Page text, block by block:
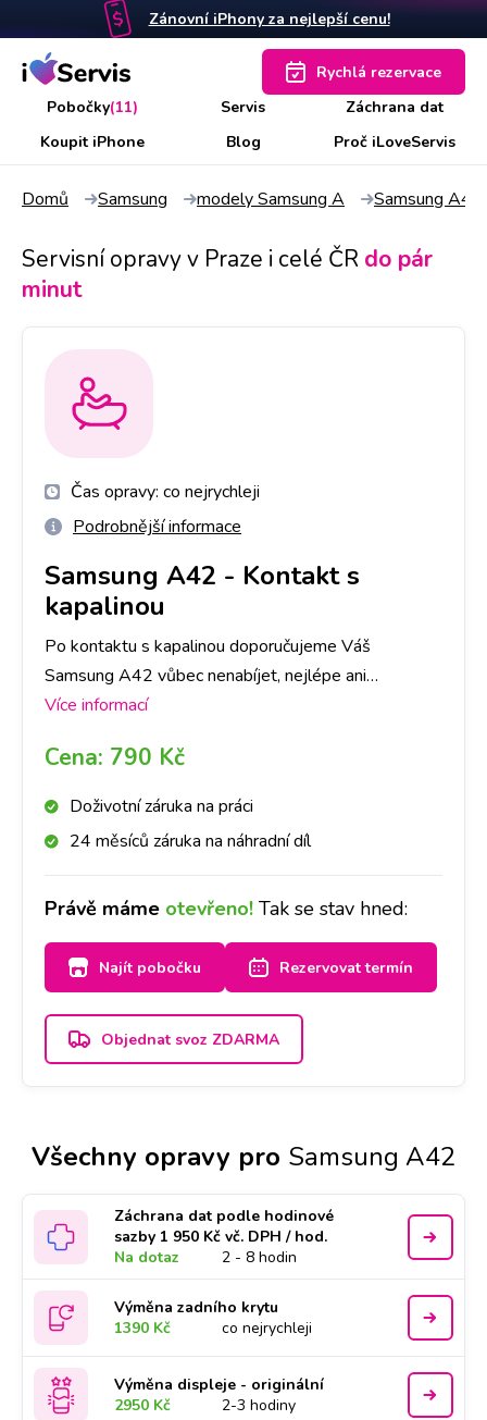
Zánovní iPhony za nejlepší cenu!
Pobočky(11) Servis
Záchrana dat
Koupit iPhone
Blog Proč iLoveServis
Rychlá rezervace
Domů Samsung modely Samsung A Samsung A42
Servisní opravy v Praze i celé ČR do pár
minut
Čas opravy: co nejrychleji
Podrobnější informace
Samsung A42 - Kontakt s
kapalinou
Po kontaktu s kapalinou doporučujeme Váš
Samsung A42 vůbec nenabíjet, nejlépe ani
nezapínat, a zastavit se na kterékoliv naší pobočce
průšvih, kde záleží do jaké míry kapalina přístroj
poškodila. V některých případech pro funkčnost stačí
samotná deoxidace. V některých případech je třeba
následná oprava. Primárně provedeme deoxidaci
kontaktovat, zda se deoxidace plně povedla, popř.
co je třeba opravit a za jakou cenu. O všem Vás
budeme informovat. Jelikož se jedná o náročnější
proces, doba trvání je 2-3 dny.
Více informací
Cena: 790 Kč
Doživotní záruka na práci
24 měsíců záruka na náhradní díl
Právě máme otevřeno! Tak se stav hned:
Najít pobočku Rezervovat termín
Objednat svoz ZDARMA
Všechny opravy pro Samsung A42
Záchrana dat podle hodinové
sazby 1 950 Kč vč. DPH / hod.
Na dotaz
2 - 8 hodin
Výměna zadního krytu
1390 Kč
co nejrychleji
Výměna displeje - originální
2950 Kč
2-3 hodiny